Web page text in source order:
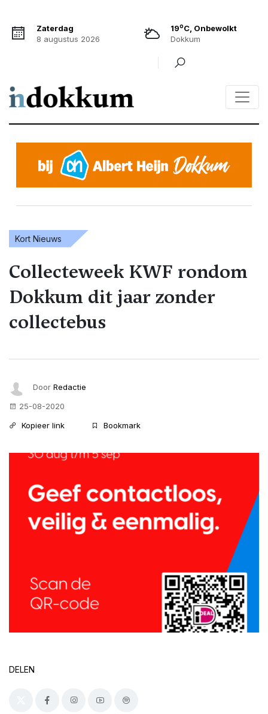
Zaterdag
8 augustus 2026
19oC, Onbewolkt
Dokkum
Kort Nieuws
Collecteweek KWF rondom
Dokkum dit jaar zonder
collectebus
Door Redactie
25-08-2020
Kopieer link
Bookmark
DELEN